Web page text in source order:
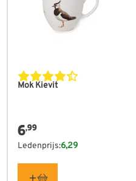
Mok Kievit
6,99
Ledenprijs:6,29